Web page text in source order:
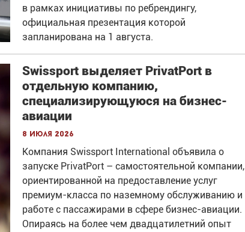
в рамках инициативы по ребрендингу,
официальная презентация которой
запланирована на 1 августа.
Swissport выделяет PrivatPort в
отдельную компанию,
специализирующуюся на бизнес-
авиации
8 июля 2026
Компания Swissport International объявила о
запуске PrivatPort – самостоятельной компании,
ориентированной на предоставление услуг
премиум-класса по наземному обслуживанию и
работе с пассажирами в сфере бизнес-авиации.
Опираясь на более чем двадцатилетний опыт